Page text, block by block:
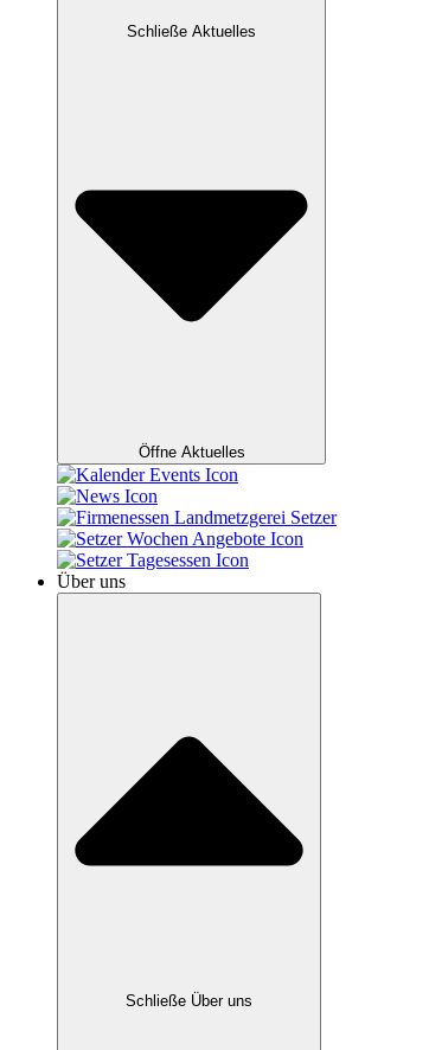
Schließe Aktuelles
Öffne Aktuelles
Über uns
Schließe Über uns